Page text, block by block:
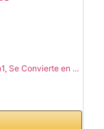
Se Convierte en ...